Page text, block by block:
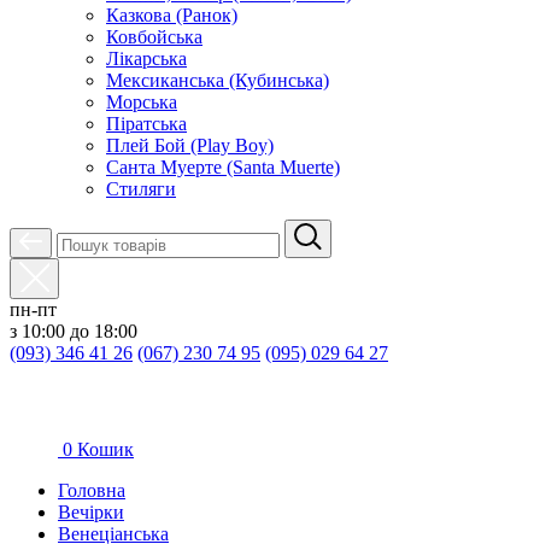
Казкова (Ранок)
Ковбойська
Лікарська
Мексиканська (Кубинська)
Морська
Піратська
Плей Бой (Play Boy)
Санта Муерте (Santa Muerte)
Стиляги
пн-пт
з 10:00 до 18:00
(093) 346 41 26 (067) 230 74 95 (095) 029 64 27
0 Кошик
Головна
Вечірки
Венеціанська